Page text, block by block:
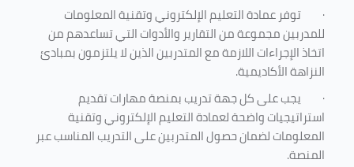
· توفر عمادة التعليم الإلكتروني وتقنية المعلومات
للمدربين مجموعة من التقارير والأدوات التي تساعدهم من
اتخاذ الإجراءات اللازمة مع المتدربين الذين لا يلتزمون بمبادئ
النزاهة الأكاديمية.
· يجب على كل جهة تدريب بمنصة مهارات تقديم
استراتيجيات واضحة لعمادة التعليم الإلكتروني وتقنية
المعلومات لضمان حصول المتدربين على التدريب المناسب عبر
المنصة.